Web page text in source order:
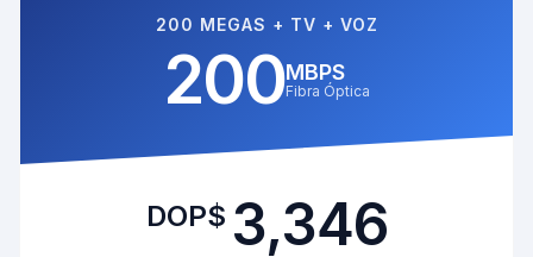
200 MEGAS + TV + VOZ
200MBPS
Fibra Óptica
DOP$ 3,346